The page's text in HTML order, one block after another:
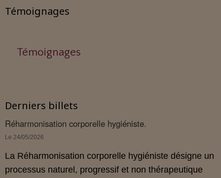
Témoignages
Témoignages
Derniers billets
Réharmonisation corporelle hygiéniste.
Le 24/05/2026
La Réharmonisation corporelle hygiéniste désigne un
processus naturel, progressif et non thérapeutique